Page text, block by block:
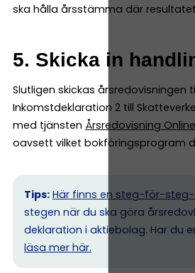
ska hålla årsstämma där
5. Skicka in
Slutligen skickas årsredovisningen
Inkomstdeklaration 2 till
med tjänsten Årsredovisning Online
oavsett vilket bokföringsprogram
Tips: Här finns en steg-för-
stegen när du ska göra
deklaration i aktiebolag. Har du
läsa mer här.